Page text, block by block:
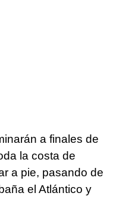
a finales de
la costa de
a pie, pasando de
el Atlántico y